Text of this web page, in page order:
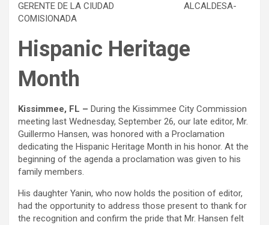
GERENTE DE LA CIUDAD ALCALDESA-
COMISIONADA
Hispanic Heritage
Month
Kissimmee, FL – During the Kissimmee City Commission
meeting last Wednesday, September 26, our late editor, Mr.
Guillermo Hansen, was honored with a Proclamation
dedicating the Hispanic Heritage Month in his honor. At the
beginning of the agenda a proclamation was given to his
family members.
His daughter Yanin, who now holds the position of editor,
had the opportunity to address those present to thank for
the recognition and confirm the pride that Mr. Hansen felt